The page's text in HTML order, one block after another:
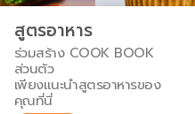
วง
ถุดิบ
สูตรอาหาร
ร่วมสร้าง COOK BOOK
ส่วนตัว
เพียงแนะนำสูตรอาหารของ
คุณที่นี่